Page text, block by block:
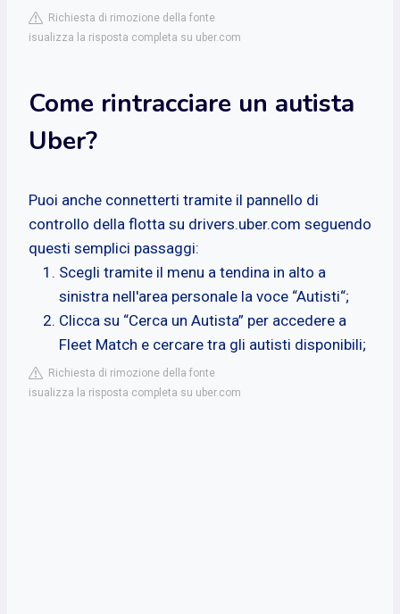
Richiesta di rimozione della fonte
isualizza la risposta completa su uber.com
Come rintracciare un autista
Uber?
Puoi anche connetterti tramite il pannello di
controllo della flotta su drivers.uber.com seguendo
questi semplici passaggi:
Scegli tramite il menu a tendina in alto a
sinistra nell'area personale la voce “Autisti“;
Clicca su “Cerca un Autista” per accedere a
Fleet Match e cercare tra gli autisti disponibili;
Richiesta di rimozione della fonte
isualizza la risposta completa su uber.com